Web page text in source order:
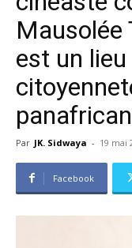
Mausolée
est un lieu
Par JK. Sidwaya - 19 mai
Facebook